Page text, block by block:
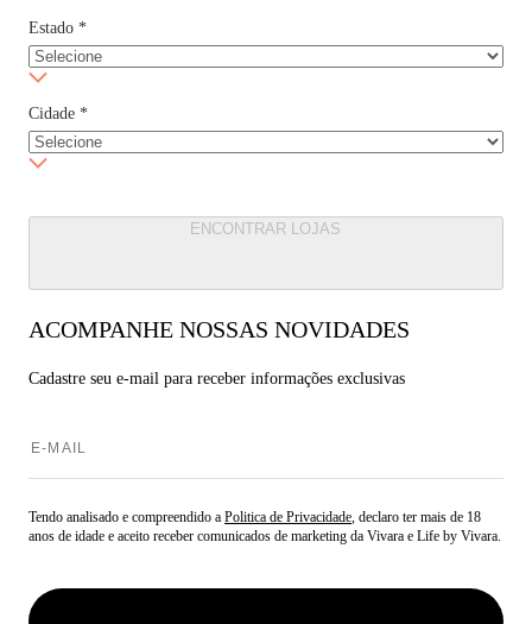
Estado *
Cidade *
ENCONTRAR LOJAS
ACOMPANHE NOSSAS NOVIDADES
Cadastre seu e-mail para receber informações exclusivas
Tendo analisado e compreendido a Politica de Privacidade, declaro ter mais de 18
anos de idade e aceito receber comunicados de marketing da Vivara e Life by Vivara.